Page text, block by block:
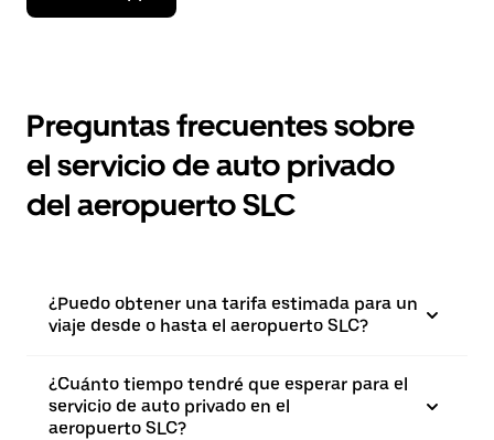
Preguntas frecuentes sobre
el servicio de auto privado
del aeropuerto SLC
¿Puedo obtener una tarifa estimada para un
viaje desde o hasta el aeropuerto SLC?
¿Cuánto tiempo tendré que esperar para el
servicio de auto privado en el
aeropuerto SLC?